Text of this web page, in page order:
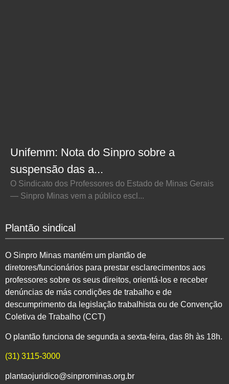
Unifemm: Nota do Sinpro sobre a
suspensão das a...
O Sindicato dos Professores do Estado de Minas Gerais
— Sinpro Minas vem a público escl...
Plantão sindical
O Sinpro Minas mantém um plantão de
diretores/funcionários para prestar esclarecimentos aos
professores sobre os seus direitos, orientá-los e receber
denúncias de más condições de trabalho e de
descumprimento da legislação trabalhista ou de Convenção
Coletiva de Trabalho (CCT)
O plantão funciona de segunda a sexta-feira, das 8h às 18h.
(31) 3115-3000
plantaojuridico@sinprominas.org.br